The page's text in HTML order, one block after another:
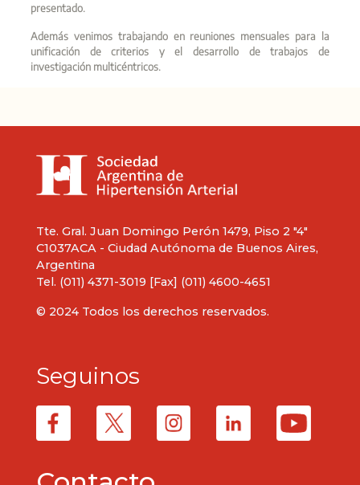
presentado.
Además venimos trabajando en reuniones mensuales para la
unificación de criterios y el desarrollo de trabajos de
investigación multicéntricos.
Tte. Gral. Juan Domingo Perón 1479, Piso 2 "4"
C1037ACA - Ciudad Autónoma de Buenos Aires,
Argentina
Tel. (011) 4371-3019 [Fax] (011) 4600-4651
© 2024 Todos los derechos reservados.
Seguinos